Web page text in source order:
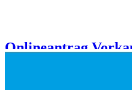
Onlineantrag